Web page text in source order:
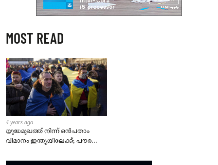
MOST READ
4 years ago
യുദ്ധമുഖത്ത് നിന്ന് ഒൻപതാം
വിമാനം ഇന്ത്യയിലേക്ക്; പൗരന്മാർ
– കേന്ദ്രം